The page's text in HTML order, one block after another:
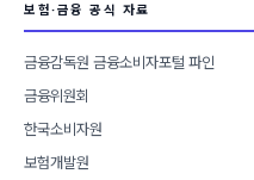
보험·금융 공식 자료
금융감독원 금융소비자포털 파인
금융위원회
한국소비자원
보험개발원